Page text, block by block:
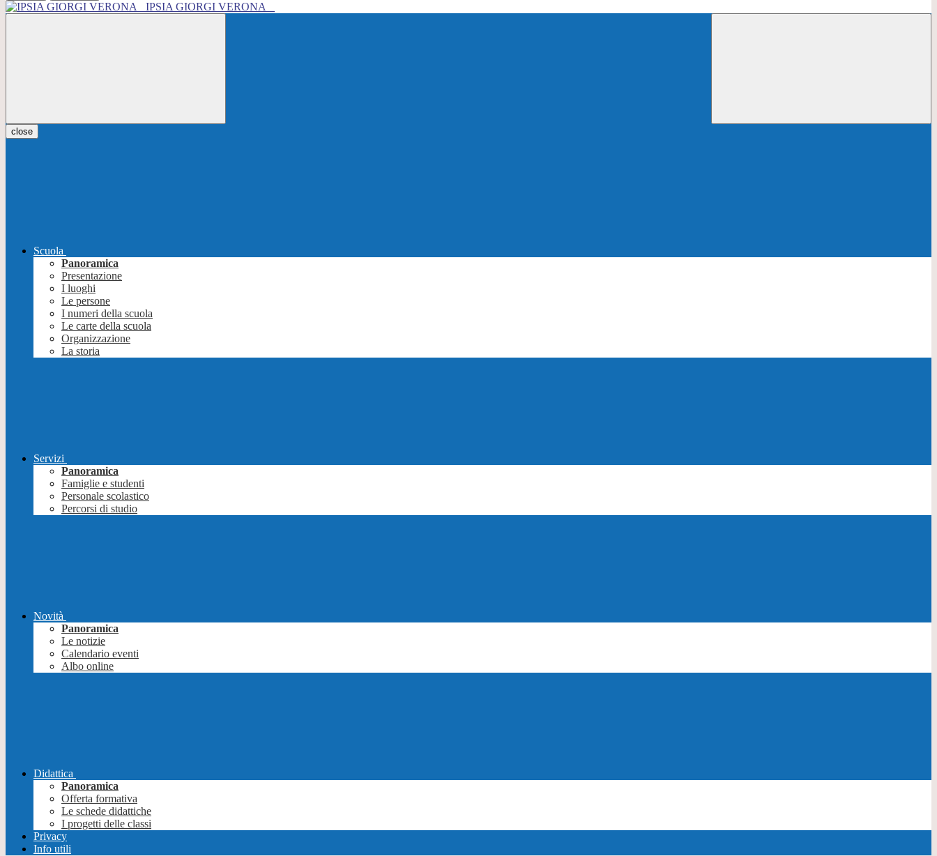
IPSIA GIORGI VERONA
close
Scuola
Panoramica
Presentazione
I luoghi
Le persone
I numeri della scuola
Le carte della scuola
Organizzazione
La storia
Servizi
Panoramica
Famiglie e studenti
Personale scolastico
Percorsi di studio
Novità
Panoramica
Le notizie
Calendario eventi
Albo online
Didattica
Panoramica
Offerta formativa
Le schede didattiche
I progetti delle classi
Privacy
Info utili